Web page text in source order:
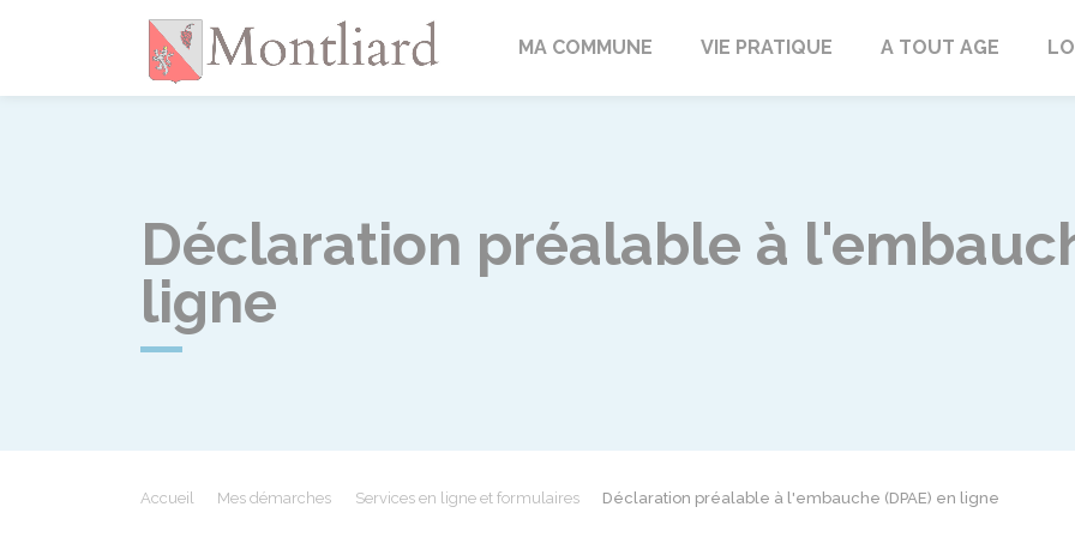
MontliardMA COMMUNE VIE PRATIQUE A TOUT AGE
Déclaration préalable à
ligne
Accueil Mes démarches Services en ligne et formulaires Déclaration préalable à l'embauche (DPAE) en ligne